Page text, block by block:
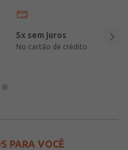
5x sem juros
No cartão de crédito
PARA VOCÊ